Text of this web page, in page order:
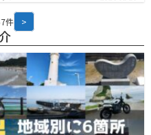
や駐車ルールは車種により異なるため、事
です。
件 >